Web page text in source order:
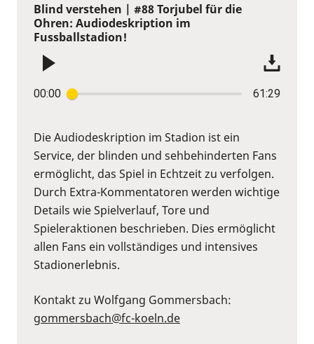
Blind verstehen | #88 Torjubel für die
Ohren: Audiodeskription im
Fussballstadion!
00:00 61:29
Die Audiodeskription im Stadion ist ein
Service, der blinden und sehbehinderten Fans
ermöglicht, das Spiel in Echtzeit zu verfolgen.
Durch Extra-Kommentatoren werden wichtige
Details wie Spielverlauf, Tore und
Spieleraktionen beschrieben. Dies ermöglicht
allen Fans ein vollständiges und intensives
Stadionerlebnis.
Kontakt zu Wolfgang Gommersbach:
gommersbach@fc-koeln.de